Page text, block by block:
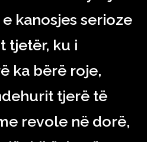
kanosjes serioze
tjetër, ku i
ka bërë roje,
tjerë të
revole në dorë,